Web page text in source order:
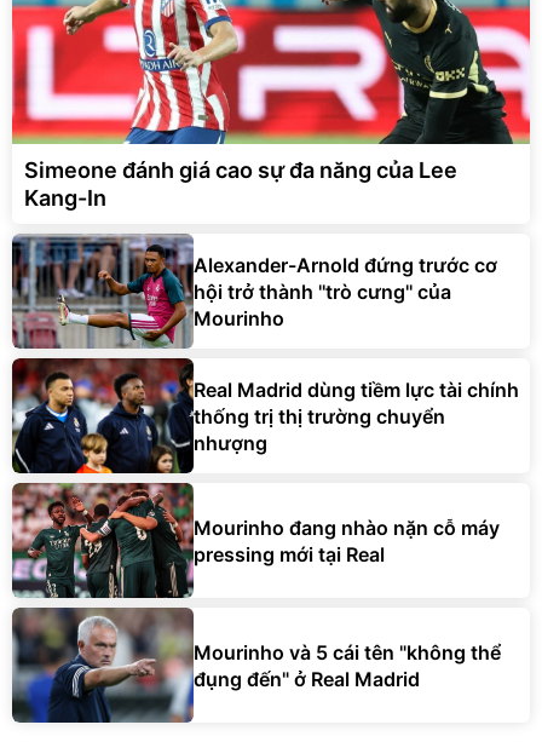
Simeone đánh giá cao sự đa năng của Lee
Kang-In
Alexander-Arnold đứng trước cơ
hội trở thành ''trò cưng'' của
Mourinho
Real Madrid dùng tiềm lực tài chính
thống trị thị trường chuyển
nhượng
Mourinho đang nhào nặn cỗ máy
pressing mới tại Real
Mourinho và 5 cái tên "không thể
đụng đến" ở Real Madrid